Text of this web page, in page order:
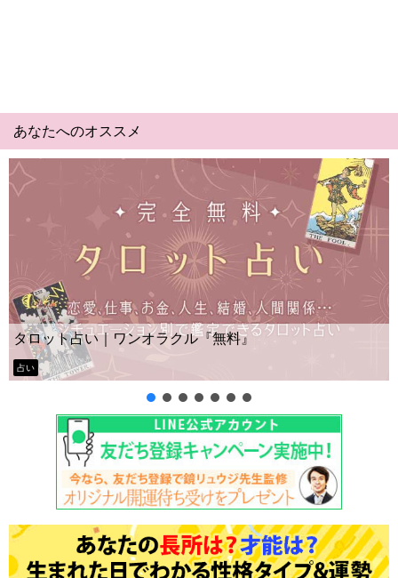
あなたへのオススメ
タロット占い｜ワンオラクル『無料』
占い